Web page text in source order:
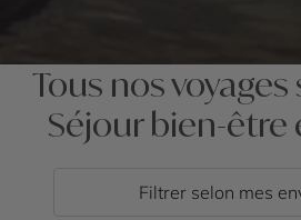
Tous nos
Séjour bien-être
Filtrer selon mes